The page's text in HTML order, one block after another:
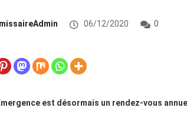
06/12/2020 0
est désormais un rendez-vous